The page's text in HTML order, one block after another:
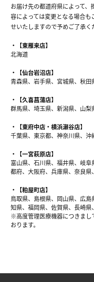
お届け先の都道府県によって
容によっては変更となる場合
せいたしますので予めご了承く
【東雁来店】
北海道
【仙台岩沼店】
青森県、岩手県、宮城県、秋
【久喜菖蒲店】
群馬県、埼玉県、新潟県、山梨
【東府中店・横浜瀬谷店】
千葉県、東京都、神奈川県、沖
【一宮萩原店】
富山県、石川県、福井県、岐
都府、大阪府、兵庫県、奈良県
【粕屋町店】
鳥取県、島根県、岡山県、広
知県、福岡県、佐賀県、長崎
※高度管理医療機器につきまし
おります。